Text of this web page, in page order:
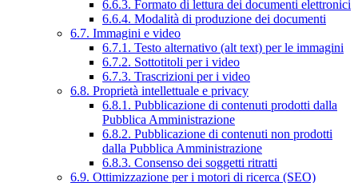
6.6.3. Formato di lettura dei documenti elettronici
6.6.4. Modalità di produzione dei documenti
6.7. Immagini e video
6.7.1. Testo alternativo (alt text) per le immagini
6.7.2. Sottotitoli per i video
6.7.3. Trascrizioni per i video
6.8. Proprietà intellettuale e privacy
6.8.1. Pubblicazione di contenuti prodotti dalla
Pubblica Amministrazione
6.8.2. Pubblicazione di contenuti non prodotti
dalla Pubblica Amministrazione
6.8.3. Consenso dei soggetti ritratti
6.9. Ottimizzazione per i motori di ricerca (SEO)